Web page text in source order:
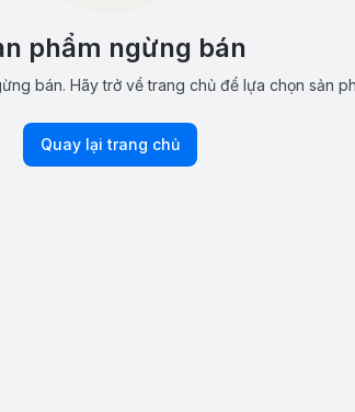
phẩm ngừng bán
bán. Hãy trở về trang chủ để lựa chọn sản
Quay lại trang chủ